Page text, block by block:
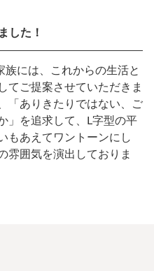
した！
には、これからの生活と
てご提案させていただきま
「ありきたりではない、ご
」を追求して、L字型の平
もあえてワントーンにし
雰囲気を演出しておりま